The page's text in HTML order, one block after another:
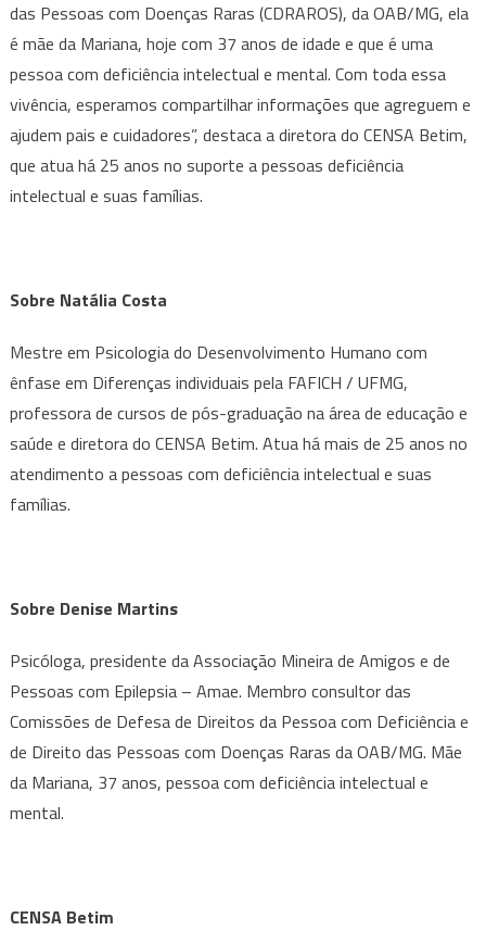
das Pessoas com Doenças Raras (CDRAROS), da OAB/MG, ela
é mãe da Mariana, hoje com 37 anos de idade e que é uma
pessoa com deficiência intelectual e mental. Com toda essa
vivência, esperamos compartilhar informações que agreguem e
ajudem pais e cuidadores”, destaca a diretora do CENSA Betim,
que atua há 25 anos no suporte a pessoas deficiência
intelectual e suas famílias.
Sobre Natália Costa
Mestre em Psicologia do Desenvolvimento Humano com
ênfase em Diferenças individuais pela FAFICH / UFMG,
professora de cursos de pós-graduação na área de educação e
saúde e diretora do CENSA Betim. Atua há mais de 25 anos no
atendimento a pessoas com deficiência intelectual e suas
famílias.
Sobre Denise Martins
Psicóloga, presidente da Associação Mineira de Amigos e de
Pessoas com Epilepsia – Amae. Membro consultor das
Comissões de Defesa de Direitos da Pessoa com Deficiência e
de Direito das Pessoas com Doenças Raras da OAB/MG. Mãe
da Mariana, 37 anos, pessoa com deficiência intelectual e
mental.
CENSA Betim